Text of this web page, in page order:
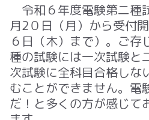
令和６年度電験第二種
月2０日（月）から受付
６日（木）まで）。ご存
種の試験には一次試験と
次試験に全科目合格しな
むことができません。 電
だ！と多くの方が感じて